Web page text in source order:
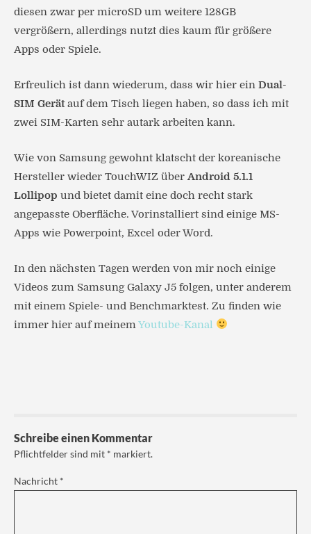
diesen zwar per microSD um weitere 128GB
vergrößern, allerdings nutzt dies kaum für größere
Apps oder Spiele.
Erfreulich ist dann wiederum, dass wir hier ein Dual-
SIM Gerätauf dem Tisch liegen haben, so dass ich mit
zwei SIM-Karten sehr autark arbeiten kann.
Wie von Samsung gewohnt klatscht der koreanische
Hersteller wieder TouchWIZ über Android 5.1.1
Lollipop und bietet damit eine doch recht stark
angepasste Oberfläche. Vorinstalliert sind einige MS-
Apps wie Powerpoint, Excel oder Word.
In den nächsten Tagen werden von mir noch einige
Videos zum Samsung Galaxy J5 folgen, unter anderem
mit einem Spiele- und Benchmarktest. Zu finden wie
immer hier auf meinem Youtube-Kanal
Schreibe einen Kommentar
Pflichtfelder sind mit * markiert.
Nachricht *